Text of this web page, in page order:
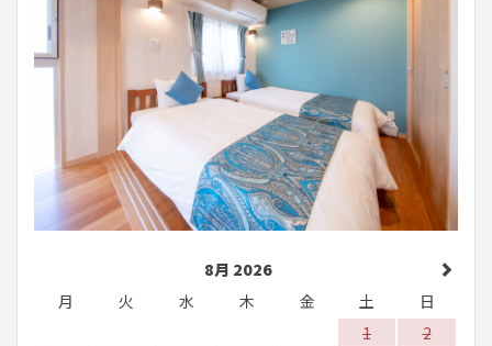
8月 2026
月
火 水 木 金 土
日
1
2